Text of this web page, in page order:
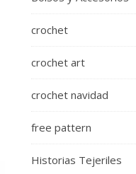
crochet
crochet art
crochet navidad
free pattern
Historias Tejeriles